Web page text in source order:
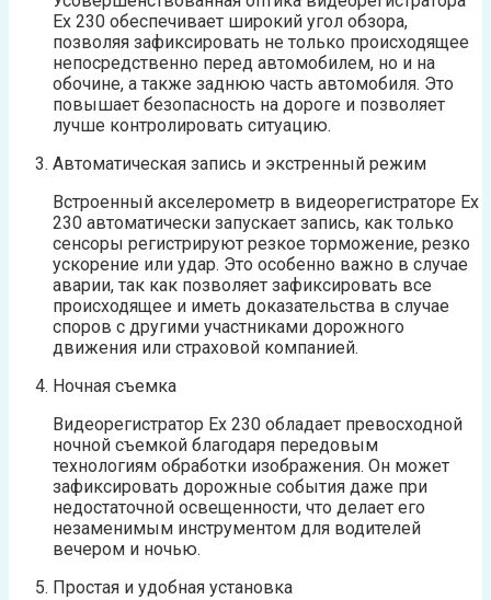
Ех 230 обеспечивает широкий угол обзора,
позволяя зафиксировать не только происходящее
непосредственно перед автомобилем, но и на
обочине, а также заднюю часть автомобиля. Это
повышает безопасность на дороге и позволяет
лучше контролировать ситуацию.
Автоматическая запись и экстренный режим
Встроенный акселерометр в видеорегистраторе Ех
230 автоматически запускает запись, как только
сенсоры регистрируют резкое торможение, резко
ускорение или удар. Это особенно важно в случае
аварии, так как позволяет зафиксировать все
происходящее и иметь доказательства в случае
споров с другими участниками дорожного
движения или страховой компанией.
Ночная съемка
Видеорегистратор Ех 230 обладает превосходной
ночной съемкой благодаря передовым
технологиям обработки изображения. Он может
зафиксировать дорожные события даже при
недостаточной освещенности, что делает его
незаменимым инструментом для водителей
вечером и ночью.
Простая и удобная установка